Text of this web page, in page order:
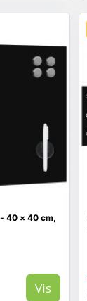
40 × 40 cm,
Vis